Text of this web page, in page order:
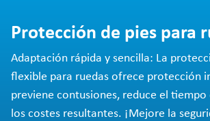
Protección de pies para
Adaptación rápida y sencilla: La
flexible para ruedas ofrece protección
previene contusiones, reduce el
los costes resultantes. ¡Mejore la